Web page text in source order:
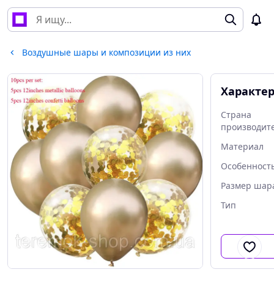
Воздушные шары и композиции из них
Страна
Материал
Размер
Тип